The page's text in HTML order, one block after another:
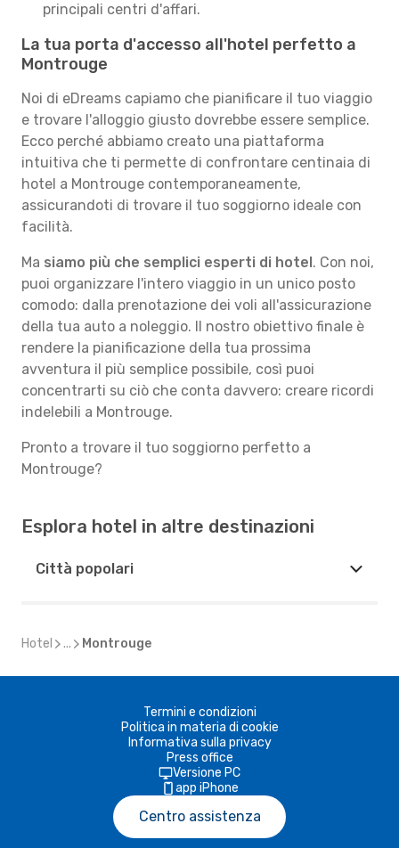
principali centri d'affari.
La tua porta d'accesso all'hotel perfetto a
Montrouge
Noi di eDreams capiamo che pianificare il tuo viaggio
e trovare l'alloggio giusto dovrebbe essere semplice.
Ecco perché abbiamo creato una piattaforma
intuitiva che ti permette di confrontare centinaia di
hotel a Montrouge contemporaneamente,
assicurandoti di trovare il tuo soggiorno ideale con
facilità.
Ma siamo più che semplici esperti di hotel. Con noi,
puoi organizzare l'intero viaggio in un unico posto
comodo: dalla prenotazione dei voli all'assicurazione
della tua auto a noleggio. Il nostro obiettivo finale è
rendere la pianificazione della tua prossima
avventura il più semplice possibile, così puoi
concentrarti su ciò che conta davvero: creare ricordi
indelebili a Montrouge.
Pronto a trovare il tuo soggiorno perfetto a
Montrouge?
Esplora hotel in altre destinazioni
Città popolari
Hotel ... Montrouge
Termini e condizioni
Politica in materia di cookie
Informativa sulla privacy
Press office
Versione PC
app iPhone
Centro assistenza